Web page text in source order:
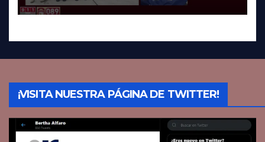
¡VISITA NUESTRA PÁGINA DE TWITTER!